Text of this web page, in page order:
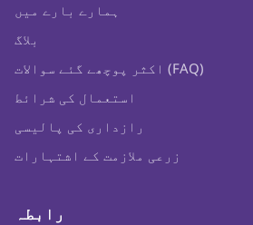
ہمارے بارے میں
بلاگ
اکثر پوچھے گئے سوالات (FAQ)
استعمال کی شرائط
رازداری کی پالیسی
زرعی ملازمت کے اشتہارات
رابطہ